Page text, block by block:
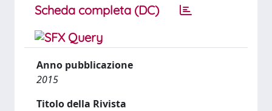
Scheda completa (DC)
Anno pubblicazione
2015
Titolo della Rivista